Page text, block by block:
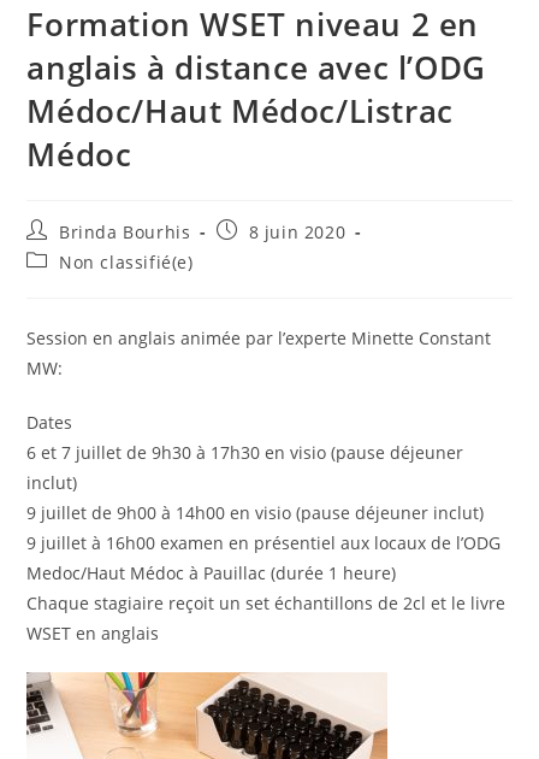
Formation WSET niveau 2 en
anglais à distance avec l’ODG
Médoc/Haut Médoc/Listrac
Médoc
Auteur/autrice
de
la
Brinda Bourhis
Publication
8 juin 2020
PostNon classifié(e)
Session en anglais animée par l’experte Minette Constant
MW:
Dates
6 et 7 juillet de 9h30 à 17h30 en visio (pause déjeuner
inclut)
9 juillet de 9h00 à 14h00 en visio (pause déjeuner inclut)
9 juillet à 16h00 examen en présentiel aux locaux de l’ODG
Medoc/Haut Médoc à Pauillac (durée 1 heure)
Chaque stagiaire reçoit un set échantillons de 2cl et le livre
WSET en anglais